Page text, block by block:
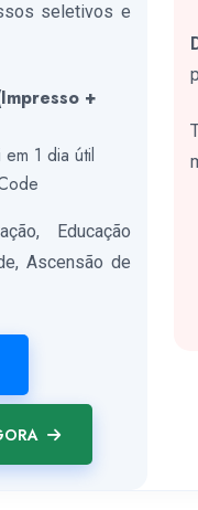
seletivos e
+
1 dia útil
Educação
Ascensão de